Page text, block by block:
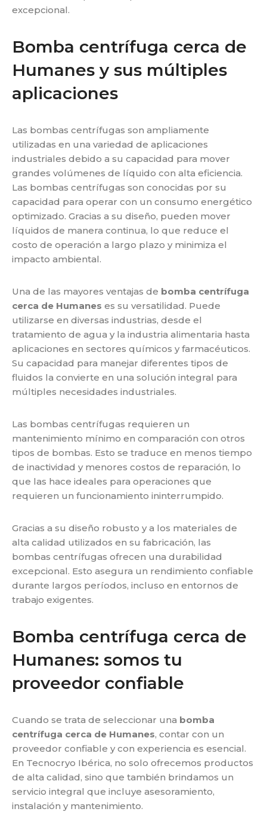
excepcional.
Bomba centrífuga cerca de
Humanes y sus múltiples
aplicaciones
Las bombas centrífugas son ampliamente
utilizadas en una variedad de aplicaciones
industriales debido a su capacidad para mover
grandes volúmenes de líquido con alta eficiencia.
Las bombas centrífugas son conocidas por su
capacidad para operar con un consumo energético
optimizado. Gracias a su diseño, pueden mover
líquidos de manera continua, lo que reduce el
costo de operación a largo plazo y minimiza el
impacto ambiental.
Una de las mayores ventajas de bomba centrífuga
cerca de Humanes es su versatilidad. Puede
utilizarse en diversas industrias, desde el
tratamiento de agua y la industria alimentaria hasta
aplicaciones en sectores químicos y farmacéuticos.
Su capacidad para manejar diferentes tipos de
fluidos la convierte en una solución integral para
múltiples necesidades industriales.
Las bombas centrífugas requieren un
mantenimiento mínimo en comparación con otros
tipos de bombas. Esto se traduce en menos tiempo
de inactividad y menores costos de reparación, lo
que las hace ideales para operaciones que
requieren un funcionamiento ininterrumpido.
Gracias a su diseño robusto y a los materiales de
alta calidad utilizados en su fabricación, las
bombas centrífugas ofrecen una durabilidad
excepcional. Esto asegura un rendimiento confiable
durante largos períodos, incluso en entornos de
trabajo exigentes.
Bomba centrífuga cerca de
Humanes: somos tu
proveedor confiable
Cuando se trata de seleccionar una bomba
centrífuga cerca de Humanes, contar con un
proveedor confiable y con experiencia es esencial.
En Tecnocryo Ibérica, no solo ofrecemos productos
de alta calidad, sino que también brindamos un
servicio integral que incluye asesoramiento,
instalación y mantenimiento.